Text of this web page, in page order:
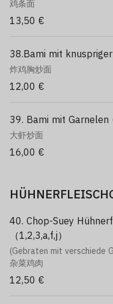
鸡条面
13,50 €
38.Bami mit
炸鸡胸炒面
12,00 €
39. Bami mit Garnelen
大虾炒面
16,00 €
40. Chop-Suey
（1,2,3,a,f,j）
(Gebraten mit verschiede
杂菜鸡肉
12,50 €